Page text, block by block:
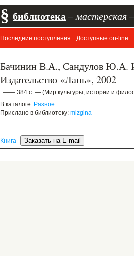
§ библиотека мастерская
Последние поступления Доступные on-line
Бачинин В.А., Сандулов Ю.А.
Издательство «Лань», 2002
. —— 384 с. — (Мир культуры, истории и
В каталоге: Разное
Прислано в библиотеку: mizgina
Книга